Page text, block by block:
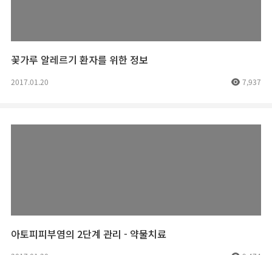
꽃가루 알레르기 환자를 위한 정보
2017.01.20 7,937
아토피피부염의 2단계 관리 - 약물치료